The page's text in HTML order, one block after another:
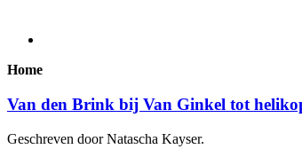
Home
Van den Brink bij Van Ginkel tot
Geschreven door Natascha Kayser.